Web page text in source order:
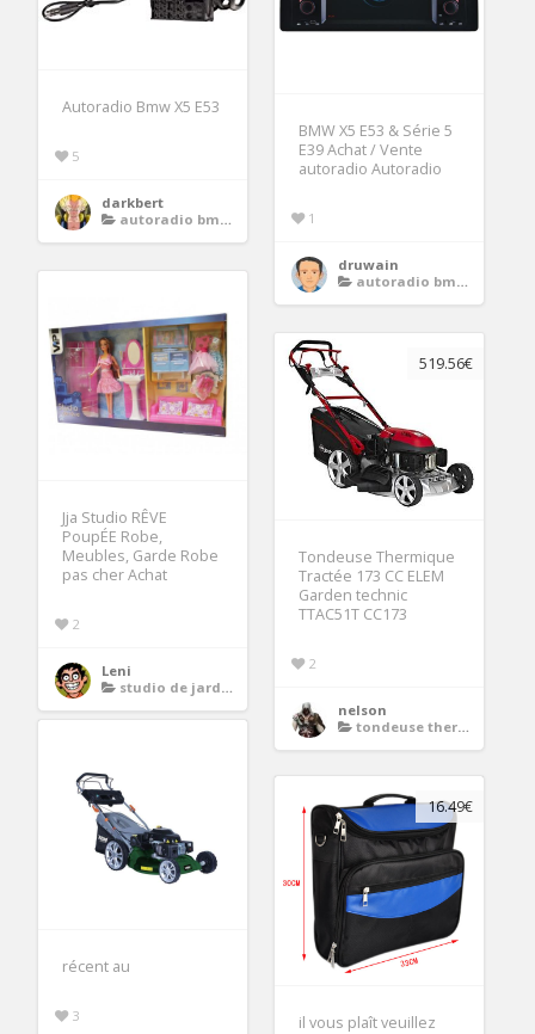
Autoradio Bmw X5 E53
5
darkbert
autoradio bmw x5 e53
BMW X5 E53 & Série 5
E39 Achat / Vente
autoradio Autoradio
1
druwain
autoradio bmw x5 e53
Jja Studio RÊVE
PoupÉE Robe,
Meubles, Garde Robe
pas cher Achat
2
Leni
studio de jardin
519.56€
Tondeuse Thermique
Tractée 173 CC ELEM
Garden technic
TTAC51T CC173
2
nelson
tondeuse thermique demarrage electrique
récent au
3
16.49€
il vous plaît veuillez